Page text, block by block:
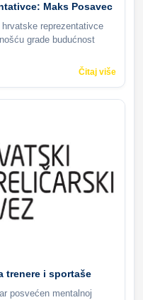
Maks Posavec
reprezentativce
grade budućnost
Čitaj više
trenere i sportaše
posvećen mentalnoj